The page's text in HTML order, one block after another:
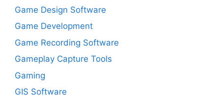
Game Design Software
Game Development
Game Recording Software
Gameplay Capture Tools
Gaming
GIS Software